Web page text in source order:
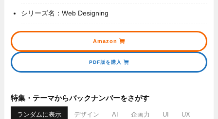
シリーズ名：Web Designing
Amazon
PDF版を購入
特集・テーマからバックナンバーをさがす
ランダムに表示 デザイン AI 企画力 UI UX